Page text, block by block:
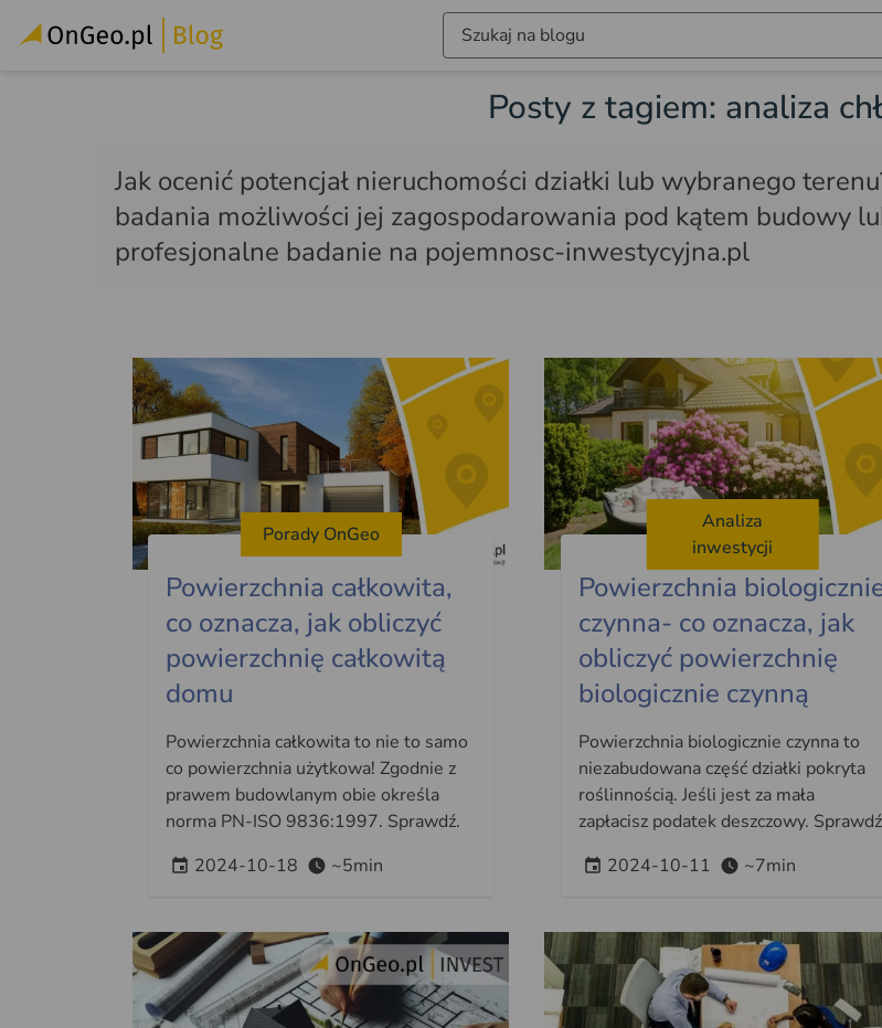
Szukaj na blogu
Posty z tagiem: analiza
Jak ocenić potencjał nieruchomości działki lub wybranego
badania możliwości jej zagospodarowania pod kątem budowy
profesjonalne badanie na pojemnosc-inwestycyjna.pl
Porady OnGeo
Powierzchnia całkowita,
co oznacza, jak obliczyć
powierzchnię całkowitą
domu
Powierzchnia całkowita to nie to samo
co powierzchnia użytkowa! Zgodnie z
prawem budowlanym obie określa
norma PN-ISO 9836:1997. Sprawdź.
2024-10-18
~5min
Analiza
inwestycji
Powierzchnia
czynna- co oznacza, jak
obliczyć powierzchnię
biologicznie czynną
Powierzchnia biologicznie czynna to
niezabudowana część działki pokryta
roślinnością. Jeśli jest za mała
zapłacisz podatek deszczowy. Sprawdź
2024-10-11
~7min